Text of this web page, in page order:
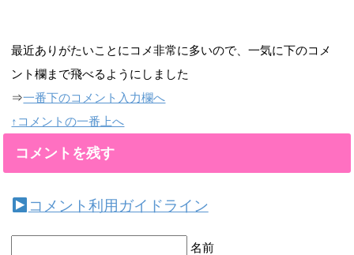
最近ありがたいことにコメ非常に多いので、一気に下のコメ
ント欄まで飛べるようにしました
⇒一番下のコメント入力欄へ
↑コメントの一番上へ
コメントを残す
コメント利用ガイドライン
名前